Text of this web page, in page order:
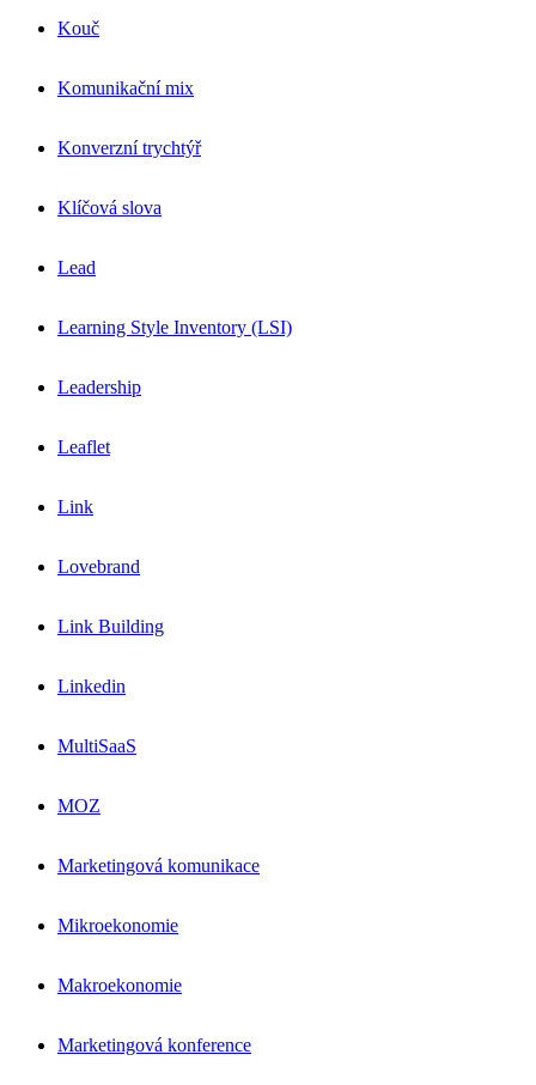
Kouč
Komunikační mix
Konverzní trychtýř
Klíčová slova
Lead
Learning Style Inventory (LSI)
Leadership
Leaflet
Link
Lovebrand
Link Building
Linkedin
MultiSaaS
MOZ
Marketingová komunikace
Mikroekonomie
Makroekonomie
Marketingová konference